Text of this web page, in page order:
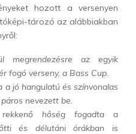
hozott a versenyen
tározó az alábbiakban
megrendezésre az egyik
fogó verseny, a Bass Cup.
a jó hangulatú és színvonalas
nevezett be.
rekkenő hőség fogadta a
és délutáni órákban is